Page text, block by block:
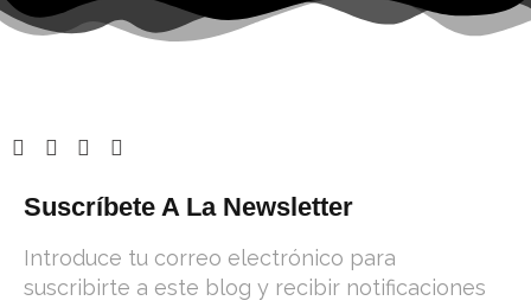
Suscríbete A La Newsletter
Introduce tu correo electrónico para
suscribirte a este blog y recibir notificaciones